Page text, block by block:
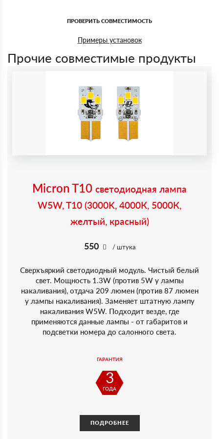
ПРОВЕРИТЬ СОВМЕСТИМОСТЬ
Примеры установок
Прочие совместимые продукты
Micron T10 светодиодная лампа
W5W, T10 (3000K, 4000К, 5000К,
желтый, красный)
550 / штука
Сверхъяркий светодиодный модуль. Чистый белый
свет. Мощность 1.3W (против 5W у лампы
накаливания), отдача 209 люмен (против 87 люмен
у лампы накаливания). Заменяет штатную лампу
накаливания W5W. Подходит везде, где
применяются данные лампы - от габаритов и
подсветки номера до салонного света.
ГАРАНТИЯ
3
ГОДА
ПОДРОБНЕЕ